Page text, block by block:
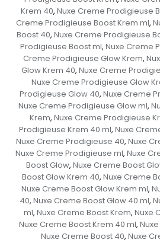
Krem 40, Nuxe Creme Prodigieuse
Creme Prodigieuse Boost Krem ml,
Boost 40, Nuxe Creme Prodigieuse
Prodigieuse Boost ml, Nuxe Creme
Creme Prodigieuse Glow Krem,
Glow Krem 40, Nuxe Creme
Nuxe Creme Prodigieuse Glow
Prodigieuse Glow 40, Nuxe Creme
Nuxe Creme Prodigieuse Glow ml,
Krem, Nuxe Creme Prodigieuse
Prodigieuse Krem 40 ml, Nuxe
Nuxe Creme Prodigieuse 40, Nuxe
Nuxe Creme Prodigieuse ml, Nuxe
Boost Glow, Nuxe Creme Boost
Boost Glow Krem 40, Nuxe Creme
Nuxe Creme Boost Glow Krem ml,
40, Nuxe Creme Boost Glow 40 ml,
ml, Nuxe Creme Boost Krem, Nuxe
Nuxe Creme Boost Krem 40 ml,
Nuxe Creme Boost 40, Nuxe